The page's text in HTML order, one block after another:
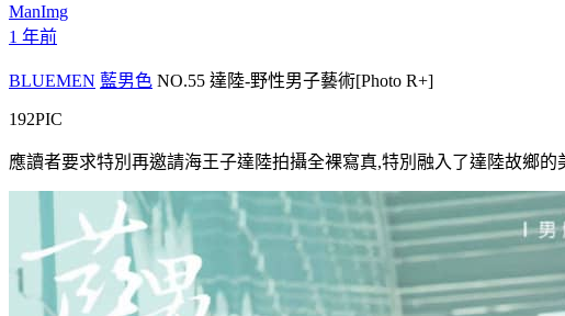
ManImg
1 年前
BLUEMEN 藍男色 NO.55 達陸-野性男子藝術[Photo R+]
192PIC
應讀者要求特別再邀請海王子達陸拍攝全裸寫真,特別融入了達陸故鄉